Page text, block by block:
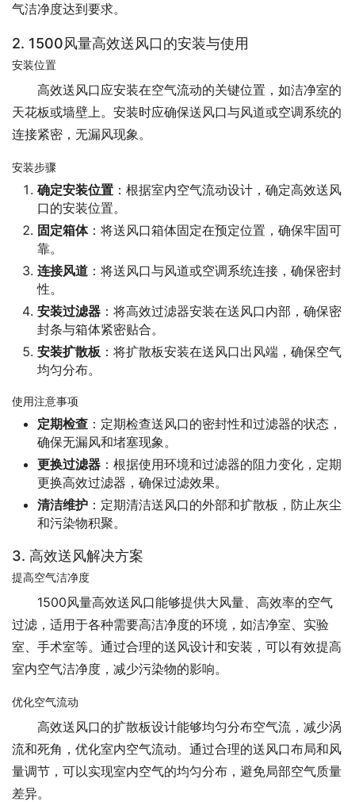
气洁净度达到要求。
2. 1500风量高效送风口的安装与使用
安装位置
高效送风口应安装在空气流动的关键位置，如洁净室的
天花板或墙壁上。安装时应确保送风口与风道或空调系统的
连接紧密，无漏风现象。
安装步骤
确定安装位置 ：根据室内空气流动设计，确定高效送风
口的安装位置。
固定箱体：将送风口箱体固定在预定位置，确保牢固可
靠。
连接风道 ：将送风口与风道或空调系统连接，确保密封
性。
安装过滤器 ：将高效过滤器安装在送风口内部，确保密
封条与箱体紧密贴合。
安装扩散板 ：将扩散板安装在送风口出风端，确保空气
均匀分布。
使用注意事项
定期检查 ：定期检查送风口的密封性和过滤器的状态，
确保无漏风和堵塞现象。
更换过滤器 ：根据使用环境和过滤器的阻力变化，定期
更换高效过滤器，确保过滤效果。
清洁维护 ：定期清洁送风口的外部和扩散板，防止灰尘
和污染物积聚。
3. 高效送风解决方案
提高空气洁净度
1500风量高效送风口能够提供大风量、高效率的空气
过滤，适用于各种需要高洁净度的环境，如洁净室、实验
室、手术室等。通过合理的送风设计和安装，可以有效提高
室内空气洁净度，减少污染物的影响。
优化空气流动
高效送风口的扩散板设计能够均匀分布空气流，减少涡
流和死角，优化室内空气流动。通过合理的送风口布局和风
量调节，可以实现室内空气的均匀分布，避免局部空气质量
差异。